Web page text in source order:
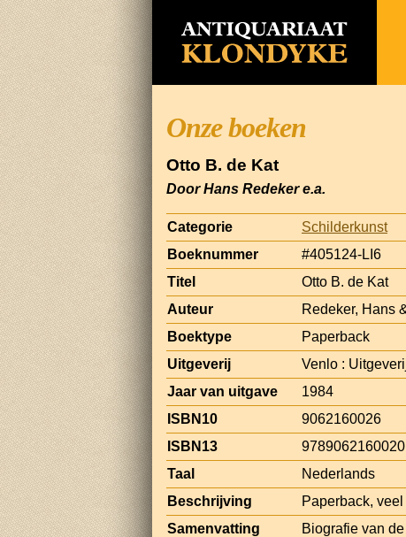
Onze boeken
Otto B. de Kat
Door Hans Redeker e.a.
Categorie
Schilderkunst
Boeknummer
#405124-LI6
Titel
Otto B. de Kat
Auteur
Redeker, Hans
Boektype
Paperback
Uitgeverij
Venlo :
Jaar van uitgave
1984
ISBN10
9062160026
ISBN13
9789062160020
Taal
Nederlands
Beschrijving
Paperback,
Samenvatting
Biografie van